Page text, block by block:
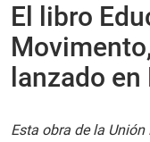
El libro
lanzado
Esta obra de la